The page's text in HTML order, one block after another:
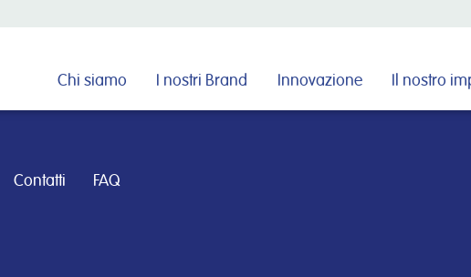
Chi siamo I nostri Brand Innovazione Il nostro
Contatti FAQ